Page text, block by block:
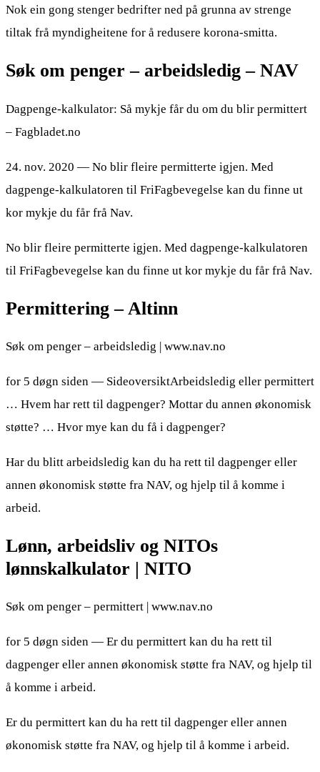
Nok ein gong stenger bedrifter ned på grunna av strenge
tiltak frå myndigheitene for å redusere korona-smitta.
Søk om penger – arbeidsledig – NAV
Dagpenge-kalkulator: Så mykje får du om du blir permittert
– Fagbladet.no
24. nov. 2020 — No blir fleire permitterte igjen. Med
dagpenge-kalkulatoren til FriFagbevegelse kan du finne ut
kor mykje du får frå Nav.
No blir fleire permitterte igjen. Med dagpenge-kalkulatoren
til FriFagbevegelse kan du finne ut kor mykje du får frå Nav.
Permittering – Altinn
Søk om penger – arbeidsledig | www.nav.no
for 5 døgn siden — SideoversiktArbeidsledig eller permittert
… Hvem har rett til dagpenger? Mottar du annen økonomisk
støtte? … Hvor mye kan du få i dagpenger?
Har du blitt arbeidsledig kan du ha rett til dagpenger eller
annen økonomisk støtte fra NAV, og hjelp til å komme i
arbeid.
Lønn, arbeidsliv og NITOs
lønnskalkulator | NITO
Søk om penger – permittert | www.nav.no
for 5 døgn siden — Er du permittert kan du ha rett til
dagpenger eller annen økonomisk støtte fra NAV, og hjelp til
å komme i arbeid.
Er du permittert kan du ha rett til dagpenger eller annen
økonomisk støtte fra NAV, og hjelp til å komme i arbeid.